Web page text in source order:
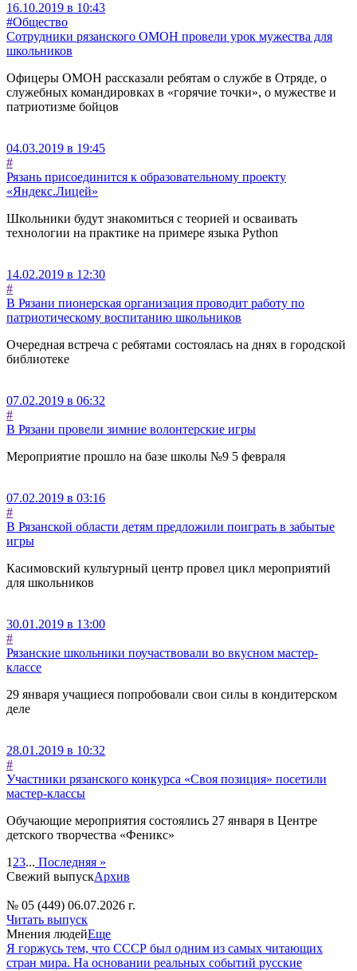
16.10.2019 в 10:43
#Общество
Сотрудники рязанского ОМОН провели урок мужества для
школьников
Офицеры ОМОН рассказали ребятам о службе в Отряде, о
служебных командировках в «горячие точки», о мужестве и
патриотизме бойцов
04.03.2019 в 19:45
#
Рязань присоединится к образовательному проекту
«Яндекс.Лицей»
Школьники будут знакомиться с теорией и осваивать
технологии на практике на примере языка Python
14.02.2019 в 12:30
#
В Рязани пионерская организация проводит работу по
патриотическому воспитанию школьников
Очередная встреча с ребятами состоялась на днях в городской
библиотеке
07.02.2019 в 06:32
#
В Рязани провели зимние волонтерские игры
Мероприятие прошло на базе школы №9 5 февраля
07.02.2019 в 03:16
#
В Рязанской области детям предложили поиграть в забытые
игры
Касимовский культурный центр провел цикл мероприятий
для школьников
30.01.2019 в 13:00
#
Рязанские школьники поучаствовали во вкусном мастер-
классе
29 января учащиеся попробовали свои силы в кондитерском
деле
28.01.2019 в 10:32
#
Участники рязанского конкурса «Своя позиция» посетили
мастер-классы
Обучающие мероприятия состоялись 27 января в Центре
детского творчества «Феникс»
1 23... Последняя »
Свежий выпускАрхив
№ 05 (449) 06.07.2026 г.
Читать выпуск
Мнения людейЕще
Я горжусь тем, что СССР был одним из самых читающих
стран мира. На основании реальных событий русские